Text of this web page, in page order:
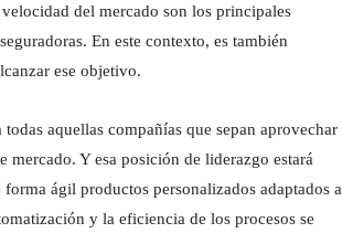
del mercado son los principales
En este contexto, es también
ese objetivo.
aquellas compañías que sepan aprovechar
mercado. Y esa posición de liderazgo estará
ágil productos personalizados adaptados a
y la eficiencia de los procesos se